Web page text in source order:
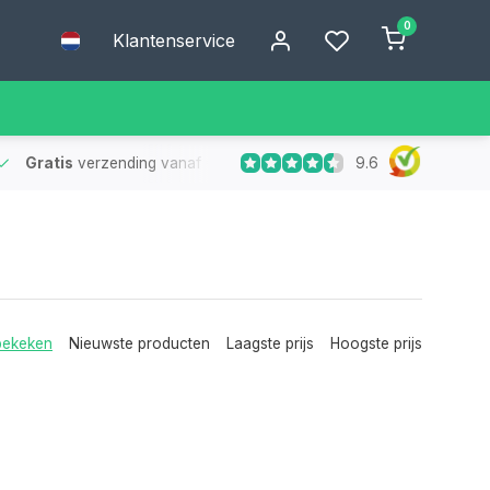
Klantenservice
0
Gratis verzending vanaf €75 - Geen verzendkosten bij
9.6
Nieuwste producten Laagste prijs Hoogste prijs